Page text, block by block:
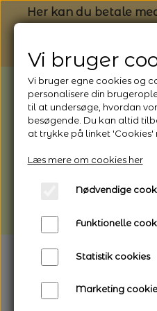
Her kan du betale
BEMÆRK:
1/8 - 9/8 - 2026
*Webshoppen er
afhentning
Vi gør opmærksom
længere leveringstid
Vi bruger
Vi bruger egne cookies og
personalisere din
til at undersøge, hvordan
besøgende. Du kan altid
at trykke på linket 'Cookies'
Læs mere om cookies her
Nødvendige
Funktionelle
Statistik cookies
Marketing